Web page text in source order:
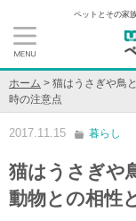
ペットとその家
ホーム > 猫はうさぎや鳥
時の注意点
2017.11.15 暮らし
猫はうさぎや
動物との相性